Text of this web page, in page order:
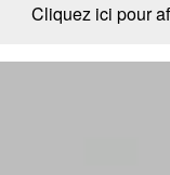
Cliquez ici pour